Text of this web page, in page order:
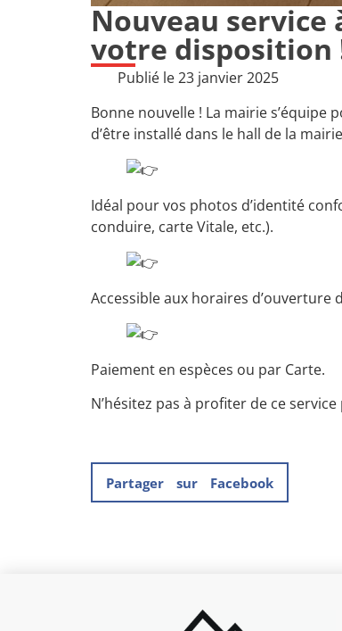
Nouveau
votre disposition
Publié le23 janvier 2025
Bonne nouvelle ! La mairie
d’être installé dans le hall de la
Idéal pour vos photos d’identité
conduire, carte Vitale, etc.).
Accessible aux horaires d’ouverture
Paiement en espèces ou par Carte.
N’hésitez pas à profiter de ce
Partager sur Facebook